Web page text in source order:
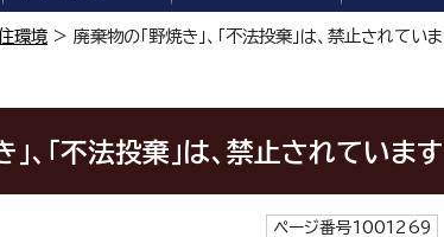
環境 > 廃棄物の「野焼き」、「不法投棄」は、禁止されてい
、「不法投棄」は、禁止されています
ページ番号1001269